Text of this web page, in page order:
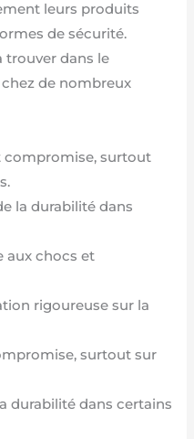
leurs produits
de sécurité.
trouver dans le
de nombreux
compromise, surtout
la durabilité dans
aux chocs et
rigoureuse sur la
surtout sur
durabilité dans certains